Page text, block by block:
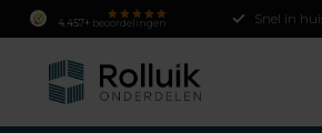
4.457+ beoordelingen Snel in